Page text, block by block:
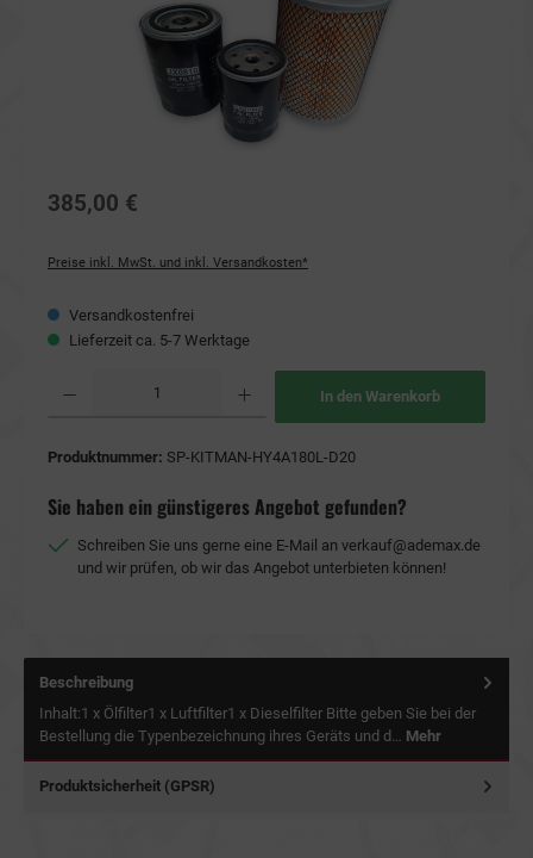
385,00 €
Preise inkl. MwSt. und inkl. Versandkosten*
Versandkostenfrei
Lieferzeit ca. 5-7 Werktage
In den Warenkorb
Produktnummer: SP-KITMAN-HY4A180L-D20
Sie haben ein günstigeres Angebot gefunden?
Schreiben Sie uns gerne eine E-Mail an verkauf@ademax.de
und wir prüfen, ob wir das Angebot unterbieten können!
Beschreibung
Inhalt:1 x Ölfilter1 x Luftfilter1 x Dieselfilter Bitte geben Sie bei der
Bestellung die Typenbezeichnung ihres Geräts und d… Mehr
Produktsicherheit (GPSR)